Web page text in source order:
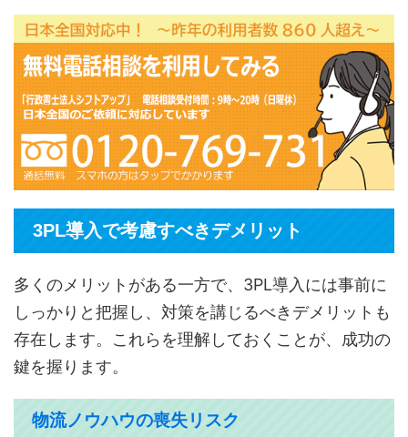
3PL導入で考慮すべきデメリット
多くのメリットがある一方で、3PL導入には事前に
しっかりと把握し、対策を講じるべきデメリットも
存在します。これらを理解しておくことが、成功の
鍵を握ります。
物流ノウハウの喪失リスク